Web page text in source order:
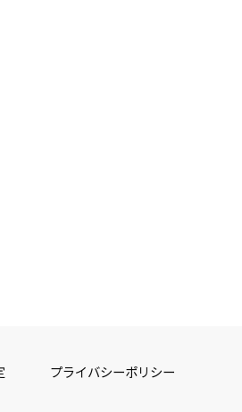
プライバシーポリシー